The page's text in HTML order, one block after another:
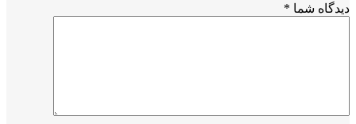
دیدگاه شما *